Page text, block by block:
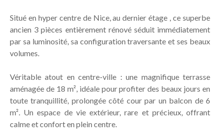
Situé en hyper centre de Nice, au dernier étage , ce superbe
ancien 3 pièces entièrement rénové séduit immédiatement
par sa luminosité, sa configuration traversante et ses beaux
volumes.
Véritable atout en centre-ville : une magnifique terrasse
aménagée de 18 m², idéale pour profiter des beaux jours en
toute tranquillité, prolongée côté cour par un balcon de 6
m². Un espace de vie extérieur, rare et précieux, offrant
calme et confort en plein centre.